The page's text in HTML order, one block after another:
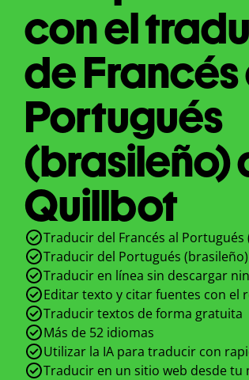
con el
de Francés
Portugués
(brasileño)
Quillbot
Traducir del Francés al Portugués
Traducir del Portugués
Traducir en línea sin descargar
Editar texto y citar fuentes con el
Traducir textos de forma gratuita
Más de 52 idiomas
Utilizar la IA para traducir con
Traducir en un sitio web desde tu